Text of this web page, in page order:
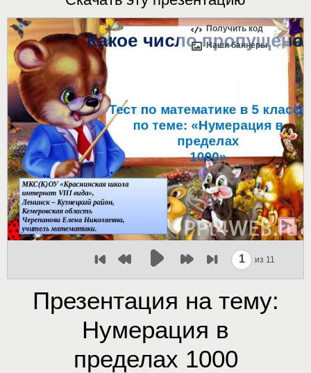
Получить код
Наши баннеры
1 из 11
Презентация на тему:
Нумерация в
пределах 1000